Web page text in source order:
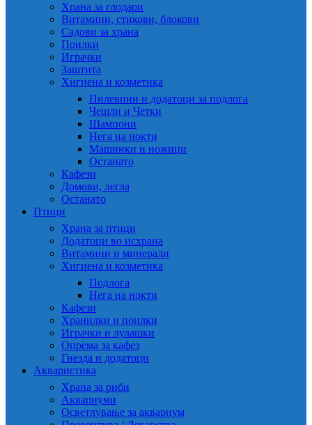
Храна за глодари
Витамини, стикови, блокови
Садови за храна
Поилки
Играчки
Заштита
Хигиена и козметика
Пилевини и додатоци за подлога
Чешли и Четки
Шампони
Нега на нокти
Машинки и ножици
Останато
Кафези
Домови, легла
Останато
Птици
Храна за птици
Додатоци во исхрана
Витамини и минерали
Хигиена и козметика
Подлога
Нега на нокти
Кафези
Хранилки и поилки
Играчки и лулашки
Опрема за кафез
Гнезда и додатоци
Акваристика
Храна за риби
Аквариуми
Осветлување за аквариум